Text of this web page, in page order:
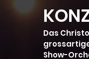
Das
Show-